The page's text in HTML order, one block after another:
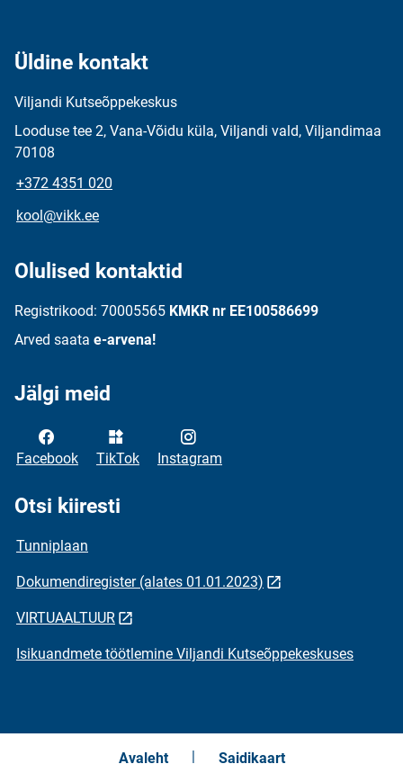
Üldine kontakt
Viljandi Kutseõppekeskus
Looduse tee 2, Vana-Võidu küla, Viljandi vald, Viljandimaa
70108
+372 4351 020
kool@vikk.ee
Olulised kontaktid
Registrikood: 70005565 KMKR nr EE100586699
Arved saata e-arvena!
Jälgi meid
Facebook TikTok Instagram
Otsi kiiresti
Tunniplaan
Dokumendiregister (alates 01.01.2023)
VIRTUAALTUUR
Isikuandmete töötlemine Viljandi Kutseõppekeskuses
Avaleht Saidikaart